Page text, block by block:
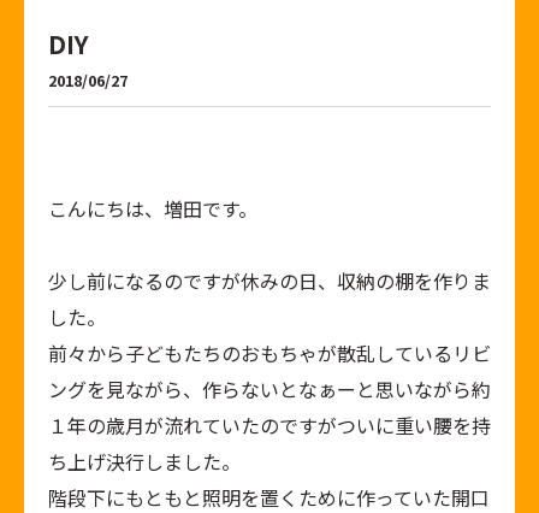
DIY
2018/06/27
こんにちは、増田です。
少し前になるのですが休みの日、収納の棚を作りま
した。
前々から子どもたちのおもちゃが散乱しているリビ
ングを見ながら、作らないとなぁーと思いながら約
１年の歳月が流れていたのですがついに重い腰を持
ち上げ決行しました。
階段下にもともと照明を置くために作っていた開口